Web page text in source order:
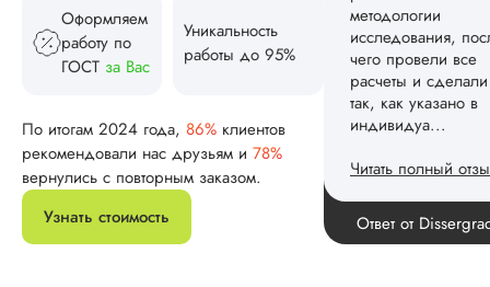
Оформляем
работу по
ГОСТ за Вас
Уникальность
работы до 95%
По итогам 2024 года, 86% клиентов
рекомендовали нас друзьям и 78%
вернулись с повторным заказом.
Узнать стоимость
Женя
Вид работы:
Диссертация
Дата:2025-08-03
Заказывал тут